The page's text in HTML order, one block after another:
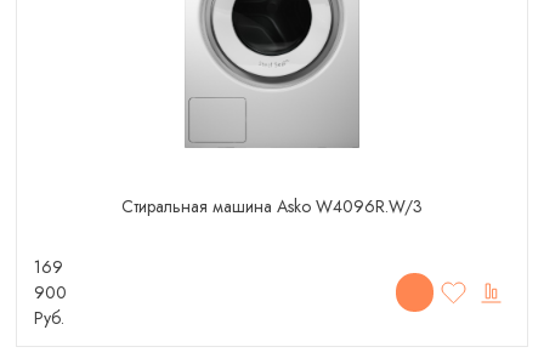
Стиральная машина Asko W4096R.W/3
169
900
Руб.